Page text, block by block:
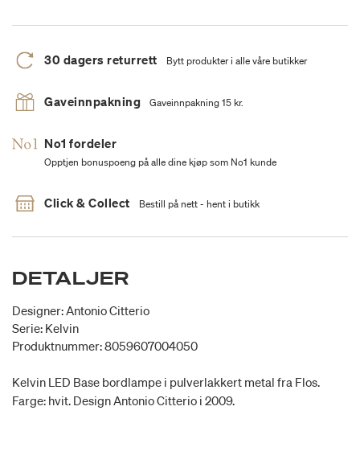
30 dagers returrett Bytt produkter i alle våre butikker
Gaveinnpakning Gaveinnpakning 15 kr.
No1 fordeler
Opptjen bonuspoeng på alle dine kjøp som No1 kunde
Click & Collect Bestill på nett - hent i butikk
DETALJER
Designer: Antonio Citterio
Serie: Kelvin
Produktnummer: 8059607004050
Kelvin LED Base bordlampe i pulverlakkert metal fra Flos.
Farge: hvit. Design Antonio Citterio i 2009.